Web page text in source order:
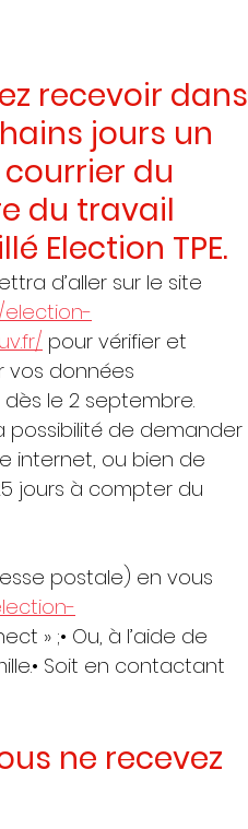
recevoir dans
jours un
du
du travail
Election TPE.
d’aller sur le site
pour vérifier et
vos données
le 2 septembre.
possibilité de demander
internet, ou bien de
jours à compter du
postale) en vous
» ;• Ou, à l’aide de
Soit en contactant
ne recevez